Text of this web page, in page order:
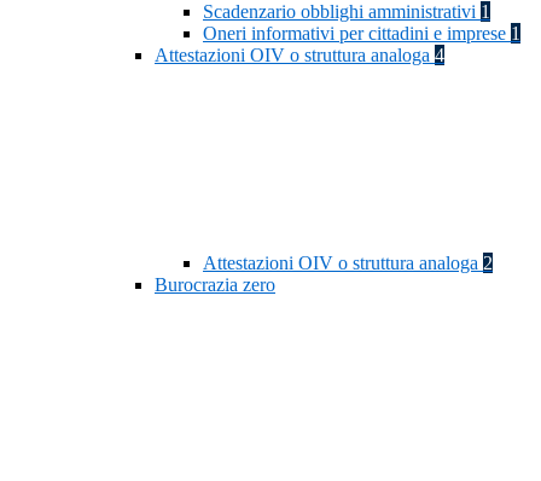
Scadenzario obblighi amministrativi 1
Oneri informativi per cittadini e imprese 1
Attestazioni OIV o struttura analoga 4
Attestazioni OIV o struttura analoga 2
Burocrazia zero